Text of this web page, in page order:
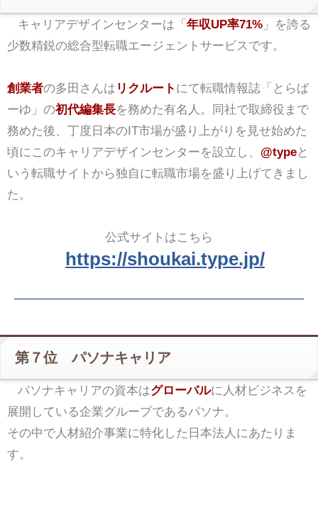
キャリアデザインセンターは「 年収UP率71%」を誇る
少数精鋭の総合型転職エージェントサービスです。
創業者の多田さんは リクルート にて転職情報誌「とらば
ーゆ」の初代編集長を務めた有名人。同社で取締役まで
務めた後、丁度日本のIT市場が盛り上がりを見せ始めた
頃にこのキャリアデザインセンターを設立し、 @typeと
いう転職サイトから独自に転職市場を盛り上げてきまし
た。
公式サイトはこちら
https://shoukai.type.jp/
第７位 パソナキャリア
パソナキャリアの資本はグローバルに人材ビジネスを
展開している企業グループであるパソナ。
その中で人材紹介事業に特化した日本法人にあたりま
す。